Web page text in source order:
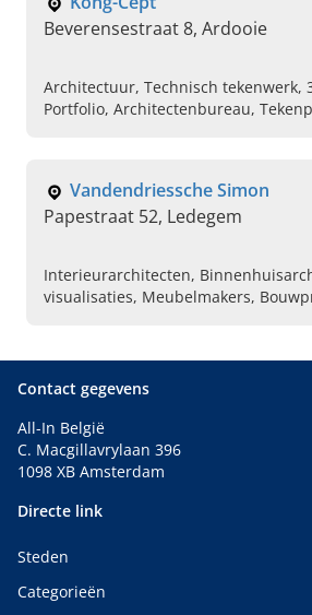
Beverensestraat 8, Ardooie
Architectuur, Technisch tekenwerk,
Portfolio, Architectenbureau,
Vandendriessche Simon
Papestraat 52, Ledegem
Interieurarchitecten,
visualisaties, Meubelmakers,
Contact gegevens
All-In België
C. Macgillavrylaan 396
1098 XB Amsterdam
Directe link
Steden
Categorieën